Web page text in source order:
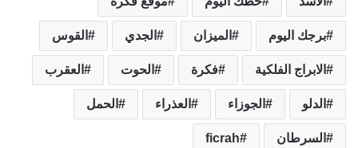
برجك اليوم الميزان الجدي القوس
الابراج الفلكية فكرة الحوت العقرب
الدلو الجوزاء العذراء الحمل
السرطان ficrah